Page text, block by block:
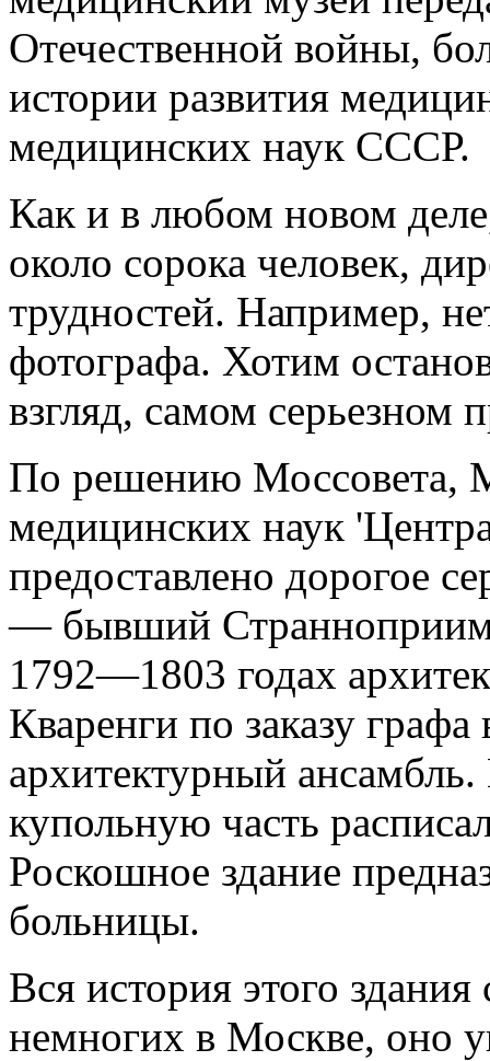
Отечественной войны,
истории развития
медицинских наук СССР.
Как и в любом новом
около сорока человек,
трудностей. Например,
фотографа. Хотим
взгляд, самом серьезном
По решению Моссовета,
медицинских наук
предоставлено дорогое
— бывший
1792—1803 годах
Кваренги по заказу
архитектурный
купольную часть
Роскошное здание
больницы.
Вся история этого
немногих в Москве, оно